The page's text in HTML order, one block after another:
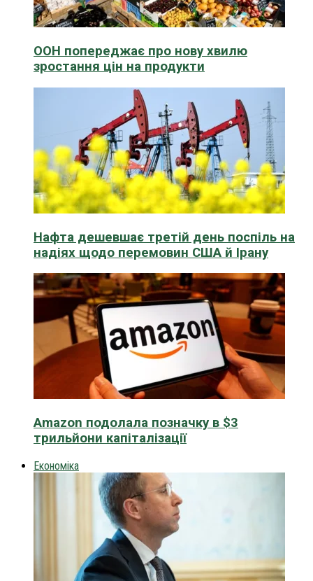
ООН попереджає про нову хвилю
зростання цін на продукти
Нафта дешевшає третій день поспіль на
надіях щодо перемовин США й Ірану
Amazon подолала позначку в $3
трильйони капіталізації
Економіка